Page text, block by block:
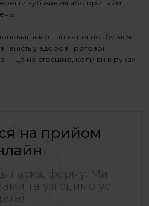
зуб живим або принаймні
пацієнтам позбутися
у здоров’ї ротової
— це не страшно, коли ви в руках
на прийом
ласка, форму. Ми
та узгодимо усі